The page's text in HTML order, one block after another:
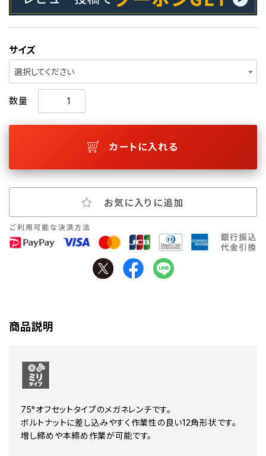
サイズ
選択してください
数量
カートに入れる
お気に入りに追加
商品説明
75°オフセットタイプのメガネレンチです。
ボルトナットに差し込みやすく作業性の良い12角形状です。
増し締めや本締め作業が可能です。